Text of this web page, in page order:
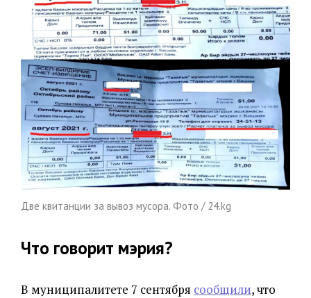
Две квитанции за вывоз мусора. Фото / 24.kg
Что говорит мэрия?
В муниципалитете 7 сентября сообщили, что